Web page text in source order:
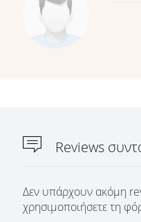
Reviews
Δεν υπάρχουν ακόμη
χρησιμοποιήσετε τη